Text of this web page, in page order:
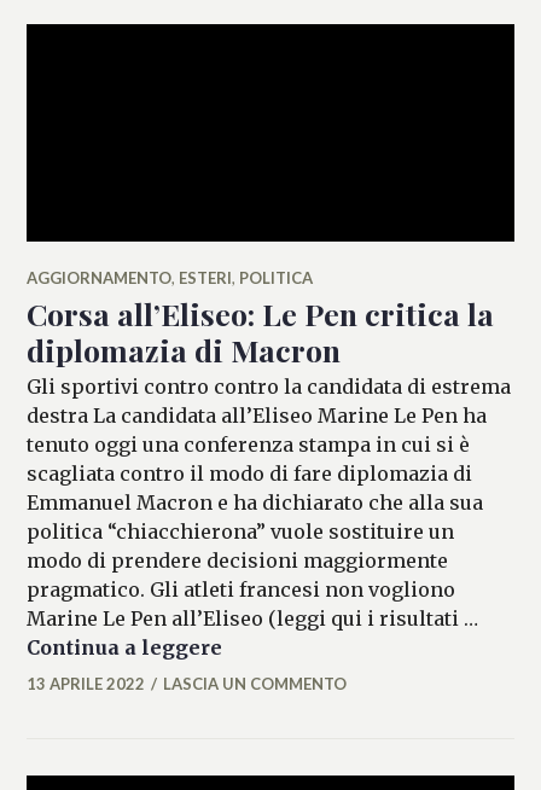
AGGIORNAMENTO, ESTERI, POLITICA
Corsa all’Eliseo: Le Pen critica la
diplomazia di Macron
Gli sportivi contro contro la candidata di estrema
destra La candidata all’Eliseo Marine Le Pen ha
tenuto oggi una conferenza stampa in cui si è
scagliata contro il modo di fare diplomazia di
Emmanuel Macron e ha dichiarato che alla sua
politica “chiacchierona” vuole sostituire un
modo di prendere decisioni maggiormente
pragmatico. Gli atleti francesi non vogliono
Marine Le Pen all’Eliseo (leggi qui i risultati …
Continua a leggere
ALESSIA
13 APRILE 2022 LASCIA UN COMMENTO